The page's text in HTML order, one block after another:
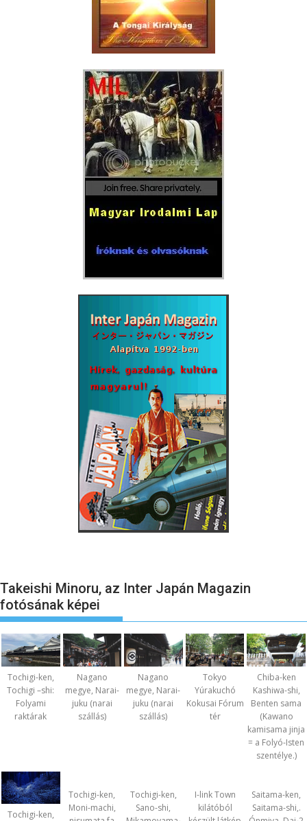
Takeishi Minoru, az Inter Japán Magazin
fotósának képei
Tochigi-ken,
Tochigi –shi:
Folyami
raktárak
Nagano
megye, Narai-
juku (narai
szállás)
Nagano
megye, Narai-
juku (narai
szállás)
Tokyo
Yúrakuchó
Kokusai Fórum
tér
Chiba-ken
Kashiwa-shi,
Benten sama
(Kawano
kamisama jinja
= a Folyó-Isten
szentélye.)
Tochigi-ken,
Tochigi-ken,
Moni-machi,
Tochigi-ken,
Sano-shi,
I-link Town
kilátóból
Saitama-ken,
Saitama-shi,.